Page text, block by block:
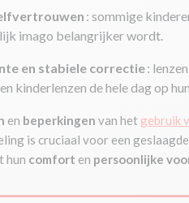
: sommige
imago belangrijker wordt.
en stabiele correctie:
kinderlenzen de hele dag op
en beperkingen van het gebruik
is cruciaal voor een
hun comfort en persoonlijke